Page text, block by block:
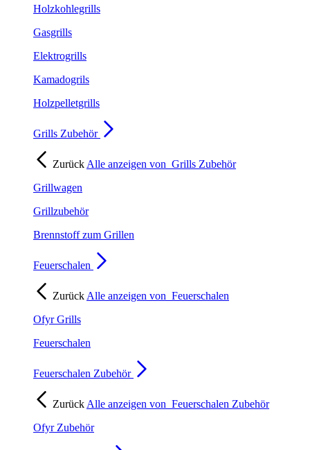
Holzkohlegrills
Gasgrills
Elektrogrills
Kamadogrils
Holzpelletgrills
Grills Zubehör
Zurück Alle anzeigen von Grills Zubehör
Grillwagen
Grillzubehör
Brennstoff zum Grillen
Feuerschalen
Zurück Alle anzeigen von Feuerschalen
Ofyr Grills
Feuerschalen
Feuerschalen Zubehör
Zurück Alle anzeigen von Feuerschalen Zubehör
Ofyr Zubehör